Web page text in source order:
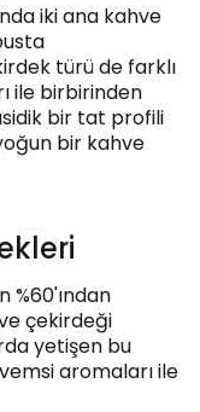
iki ana kahve
türü de farklı
ile birbirinden
bir tat profili
bir kahve
%60'ından
çekirdeği
yetişen bu
aromaları ile